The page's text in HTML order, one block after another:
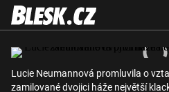
Lucie Neumannová promluvila o
zamilované dvojici háže největší